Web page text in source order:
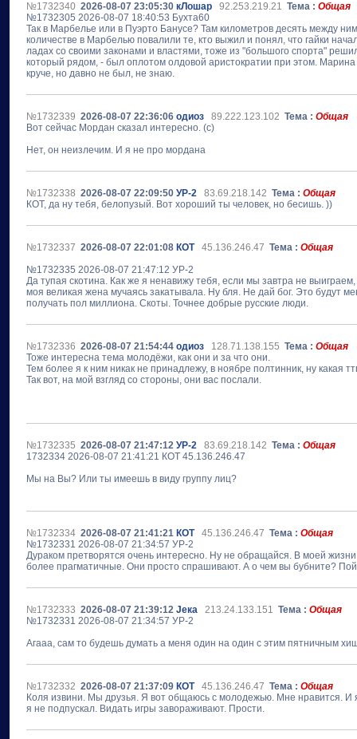
№1732340 2026-08-07 23:05:30 кЛошар 92.253.219.21 Тема : Общая
№1732305 2026-08-07 18:40:53 Бухта60
Так в Марбелье или в Пуэрто Банусе? Там километров десять между
количестве в Марбелью повалили те, кто выжил и понял, что гайки
ладах со своими законами и властями, тоже из "большого спорта"
который рядом, - был оплотом олдовой аристократии при этом.
круче, но давно не был, не знаю.
№1732339 2026-08-07 22:36:06 одиоз 89.222.123.102 Тема : Общая
Вот сейчас Мордан сказал интересно. (с)
Нет, он неизлечим. И я не про мордана
№1732338 2026-08-07 22:09:50 УР-2 83.69.218.142 Тема : Общая
КОТ, да ну тебя, белопузый. Вот хороший ты человек, но бесишь. ))
№1732337 2026-08-07 22:01:08 КОТ 45.136.246.47 Тема : Общая
№1732335 2026-08-07 21:47:12 УР-2
Да тупая скотина. Как же я ненавижу тебя, если мы завтра не
моя великая жена мучаясь закатывала. Ну бля. Не дай бог. Это будут
получать пол миллиона. Скоты. Точнее добрые русские люди.
№1732336 2026-08-07 21:54:44 одиоз 128.71.138.155 Тема : Общая
Тоже интересна тема молодёжи, как они и за что они.
Тем более я к ним никак не принадлежу, в ноябре полтинник, ну какая
Так вот, на мой взгляд со стороны, они вас послали.
№1732335 2026-08-07 21:47:12 УР-2 83.69.218.142 Тема : Общая
1732334 2026-08-07 21:41:21 КОТ 45.136.246.47
Мы на Вы? Или ты имеешь в виду группу лиц?
№1732334 2026-08-07 21:41:21 КОТ 45.136.246.47 Тема : Общая
№1732331 2026-08-07 21:34:57 УР-2
Дураком претворятся очень интересно. Ну не обращайся. В моей
более прагматичные. Они просто спрашивают. А о чем вы бубните?
№1732333 2026-08-07 21:39:12 Jека 213.24.133.151 Тема : Общая
№1732331 2026-08-07 21:34:57 УР-2
Агааа, сам то будешь думать а меня один на один с этим пятничным
№1732332 2026-08-07 21:37:09 КОТ 45.136.246.47 Тема : Общая
Коля извини. Мы друзья. Я вот общаюсь с молодежью. Мне нравится.
я не подпускал. Видать игры завораживают. Прости.